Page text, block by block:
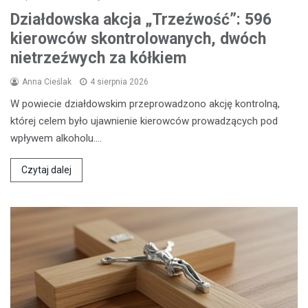
Działdowska akcja „Trzeźwość”: 596
kierowców skontrolowanych, dwóch
nietrzeźwych za kółkiem
Anna Cieślak 4 sierpnia 2026
W powiecie działdowskim przeprowadzono akcję kontrolną,
której celem było ujawnienie kierowców prowadzących pod
wpływem alkoholu.…
Czytaj dalej